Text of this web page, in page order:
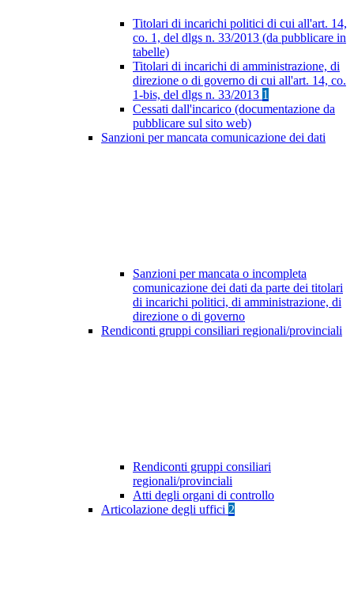
Titolari di incarichi politici di cui all'art. 14,
co. 1, del dlgs n. 33/2013 (da pubblicare in
tabelle)
Titolari di incarichi di amministrazione, di
direzione o di governo di cui all'art. 14, co.
1-bis, del dlgs n. 33/2013 1
Cessati dall'incarico (documentazione da
pubblicare sul sito web)
Sanzioni per mancata comunicazione dei dati
Sanzioni per mancata o incompleta
comunicazione dei dati da parte dei titolari
di incarichi politici, di amministrazione, di
direzione o di governo
Rendiconti gruppi consiliari regionali/provinciali
Rendiconti gruppi consiliari
regionali/provinciali
Atti degli organi di controllo
Articolazione degli uffici 2